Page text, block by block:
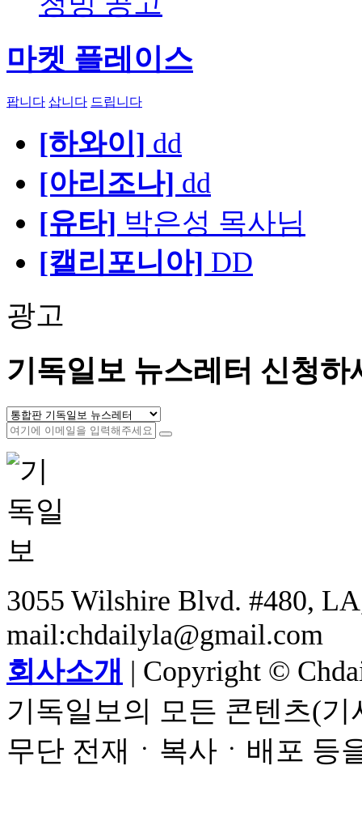
마켓 플레이스
팝니다 삽니다 드립니다
[하와이] dd
[아리조나] dd
[유타] 박은성 목사님
[캘리포니아] DD
광고
기독일보 뉴스레터 신청하
3055 Wilshire Blvd. #480,
mail:chdailyla@gmail.com
회사소개 | Copyright ©
기독일보의 모든 콘텐츠(
무단 전재ㆍ복사ㆍ배포 등